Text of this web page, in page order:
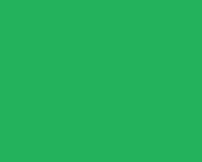
นวยการสำนักงานเขตพื้นที่การศึ
พขาม ผู้อำนวยการกลุ่มส่งเสริมก
บริหาร และการจัดการศึกษาของ